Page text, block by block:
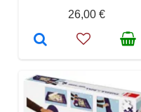
26,00 €